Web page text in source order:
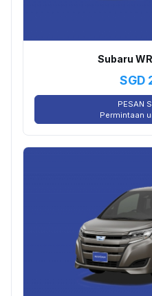
Subaru
SGD
PESAN
Permintaan